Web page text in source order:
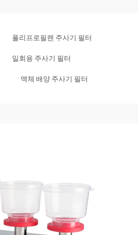
폴리프로필렌 주사기 필터
일회용 주사기 필터
액체 배양 주사기 필터